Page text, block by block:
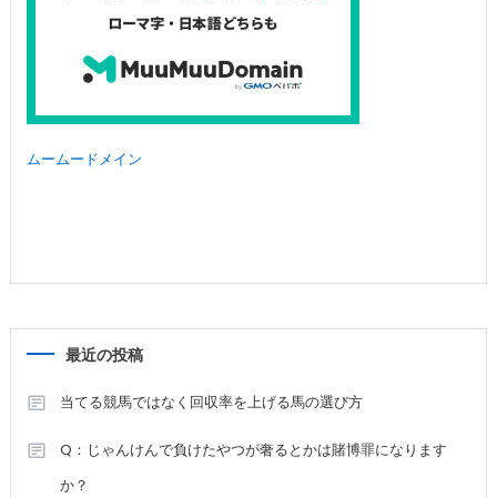
ムームードメイン
最近の投稿
当てる競馬ではなく回収率を上げる馬の選び方
Q：じゃんけんで負けたやつが奢るとかは賭博罪になります
か？